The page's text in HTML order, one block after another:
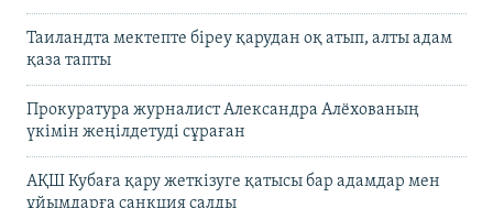
Таиландта мектепте біреу қарудан оқ атып, алты адам
қаза тапты
Прокуратура журналист Александра Алёхованың
үкімін жеңілдетуді сұраған
АҚШ Кубаға қару жеткізуге қатысы бар адамдар мен
ұйымдарға санкция салды